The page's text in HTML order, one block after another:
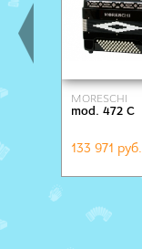
MORESCHI
mod. 472 C
133 971 руб.